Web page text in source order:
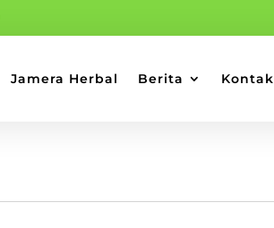
Jamera Herbal Berita Kontak